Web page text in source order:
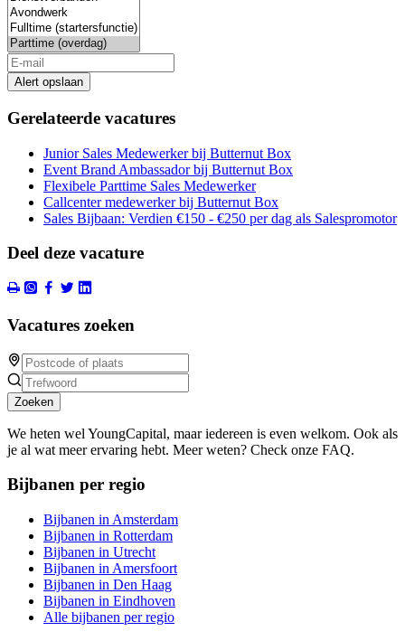
Alert opslaan
Gerelateerde vacatures
Junior Sales Medewerker bij Butternut Box
Event Brand Ambassador bij Butternut Box
Flexibele Parttime Sales Medewerker
Callcenter medewerker bij Butternut Box
Sales Bijbaan: Verdien €150 - €250 per dag als Salespromotor
Deel deze vacature
Vacatures zoeken
Zoeken
We heten wel YoungCapital, maar iedereen is even welkom. Ook als
je al wat meer ervaring hebt. Meer weten? Check onze FAQ.
Bijbanen per regio
Bijbanen in Amsterdam
Bijbanen in Rotterdam
Bijbanen in Utrecht
Bijbanen in Amersfoort
Bijbanen in Den Haag
Bijbanen in Eindhoven
Alle bijbanen per regio